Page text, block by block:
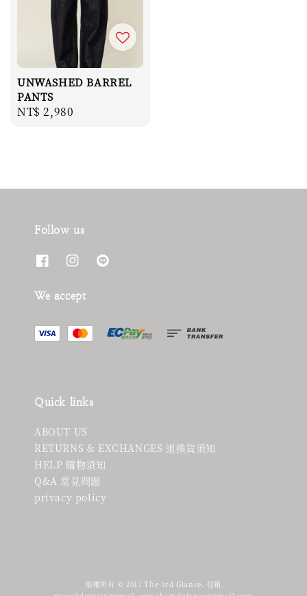
UNWASHED BARREL
PANTS
Regular
NT$ 2,980
Follow us
We accept
Quick links
ABOUT US
RETURNS & EXCHANGES 退換貨須知
HELP 購物須知
Q&A 常見問題
privacy policy
版權所有 © 2017 The 3rd Glance. 信箱